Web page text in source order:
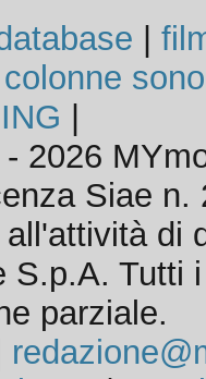
colonne
2026
Siae n.
di
S.p.A. Tutti
parziale.